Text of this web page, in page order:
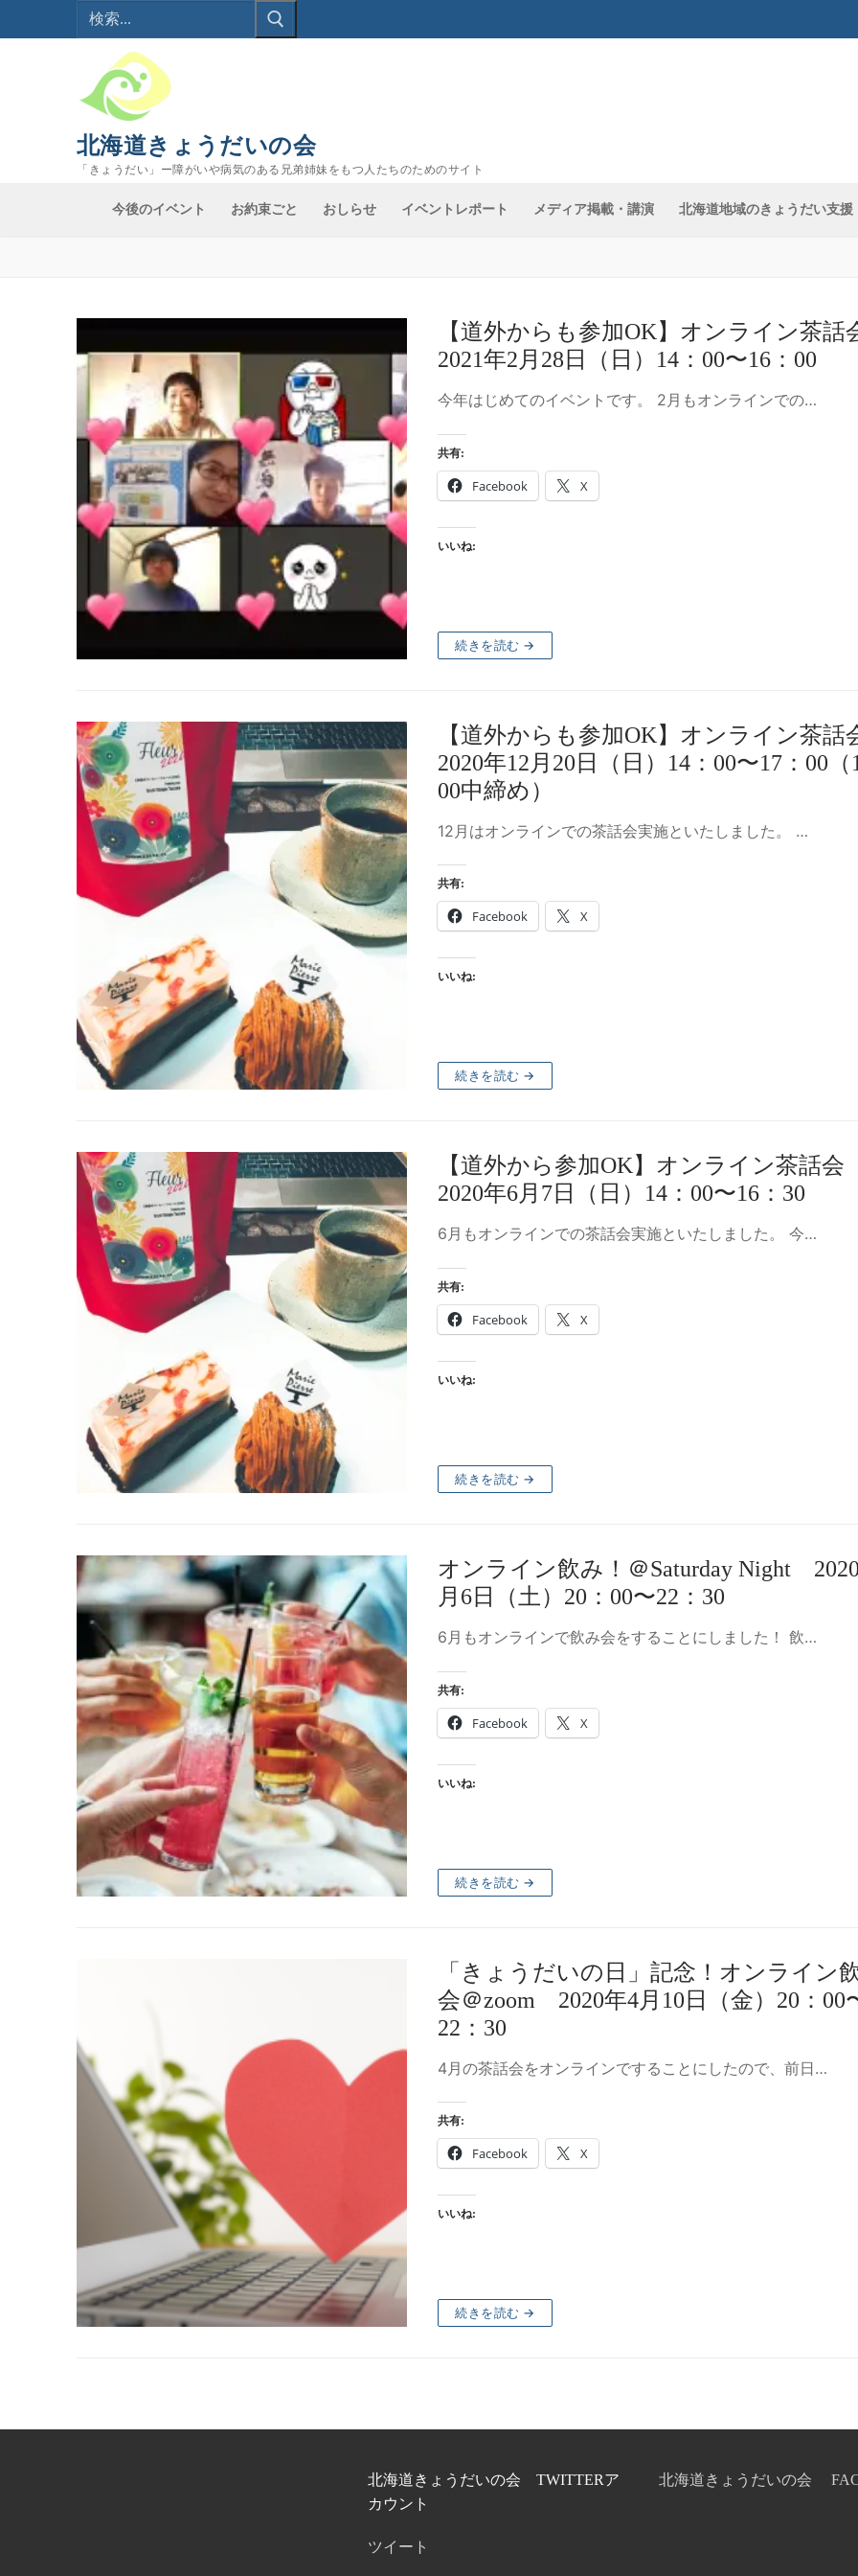
ン
索:
北海道きょうだいの会
「きょうだい」ー障がいや病気のある兄弟姉妹をもつ人たちのためのサイト
今後のイベント お約束ごと おしらせ イベントレポート メディア掲載・講演 北海道地域のきょうだい支援
【道外からも参加OK】オンライン茶
2021年2月28日（日）14：00〜16：00
今年はじめてのイベントです。 2月もオンラインでの…
共有:
Facebook X
いいね:
続きを読む →
【道外からも参加OK】オンライン茶
2020年12月20日（日）14：00〜17：00（
00中締め）
12月はオンラインでの茶話会実施といたしました。 …
共有:
Facebook X
いいね:
続きを読む →
【道外から参加OK】オンライン茶話
2020年6月7日（日）14：00〜16：30
6月もオンラインでの茶話会実施といたしました。 今…
共有:
Facebook X
いいね:
続きを読む →
オンライン飲み！＠Saturday Night
月6日（土）20：00〜22：30
6月もオンラインで飲み会をすることにしました！ 飲…
共有:
Facebook X
いいね:
続きを読む →
「きょうだいの日」記念！オンライン
会＠zoom 2020年4月10日（金）20：00
22：30
4月の茶話会をオンラインですることにしたので、前日…
共有:
Facebook X
いいね:
続きを読む →
北海道きょうだいの会 TWITTERア
カウント
ツイート
北海道きょうだいの会